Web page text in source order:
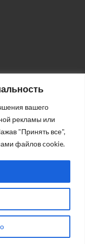
вашего
рекламы или
"Принять все",
файлов cookie.
Россия".